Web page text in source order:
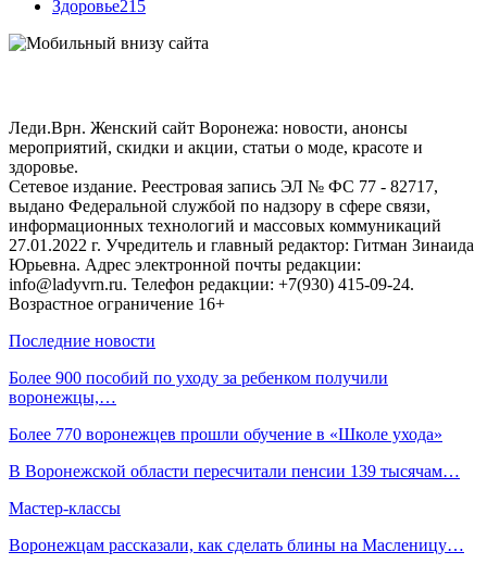
Здоровье215
Леди.Врн. Женский сайт Воронежа: новости, анонсы
мероприятий, скидки и акции, статьи о моде, красоте и
здоровье.
Сетевое издание. Реестровая запись ЭЛ № ФС 77 - 82717,
выдано Федеральной службой по надзору в сфере связи,
информационных технологий и массовых коммуникаций
27.01.2022 г. Учредитель и главный редактор: Гитман Зинаида
Юрьевна. Адрес электронной почты редакции:
info@ladyvrn.ru. Телефон редакции: +7(930) 415-09-24.
Возрастное ограничение 16+
Последние новости
Более 900 пособий по уходу за ребенком получили
воронежцы,…
Более 770 воронежцев прошли обучение в «Школе ухода»
В Воронежской области пересчитали пенсии 139 тысячам…
Мастер-классы
Воронежцам рассказали, как сделать блины на Масленицу…